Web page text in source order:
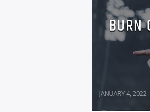
BURN
JANUARY 4, 2022